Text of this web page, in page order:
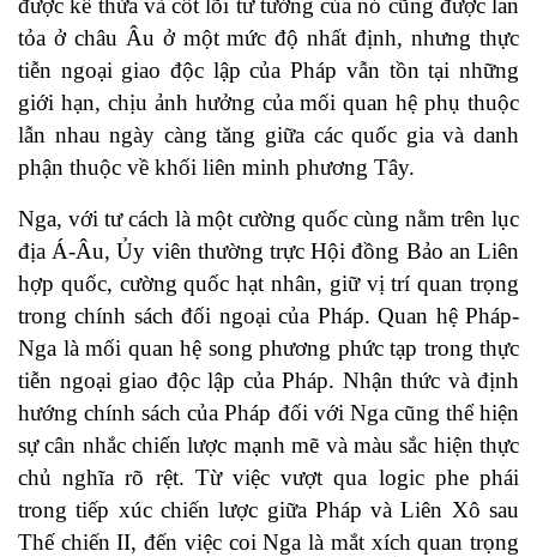
được kế thừa và cốt lõi tư tưởng của nó cũng được lan
tỏa ở châu Âu ở một mức độ nhất định, nhưng thực
tiễn ngoại giao độc lập của Pháp vẫn tồn tại những
giới hạn, chịu ảnh hưởng của mối quan hệ phụ thuộc
lẫn nhau ngày càng tăng giữa các quốc gia và danh
phận thuộc về khối liên minh phương Tây.
Nga, với tư cách là một cường quốc cùng nằm trên lục
địa Á-Âu, Ủy viên thường trực Hội đồng Bảo an Liên
hợp quốc, cường quốc hạt nhân, giữ vị trí quan trọng
trong chính sách đối ngoại của Pháp. Quan hệ Pháp-
Nga là mối quan hệ song phương phức tạp trong thực
tiễn ngoại giao độc lập của Pháp. Nhận thức và định
hướng chính sách của Pháp đối với Nga cũng thể hiện
sự cân nhắc chiến lược mạnh mẽ và màu sắc hiện thực
chủ nghĩa rõ rệt. Từ việc vượt qua logic phe phái
trong tiếp xúc chiến lược giữa Pháp và Liên Xô sau
Thế chiến II, đến việc coi Nga là mắt xích quan trọng